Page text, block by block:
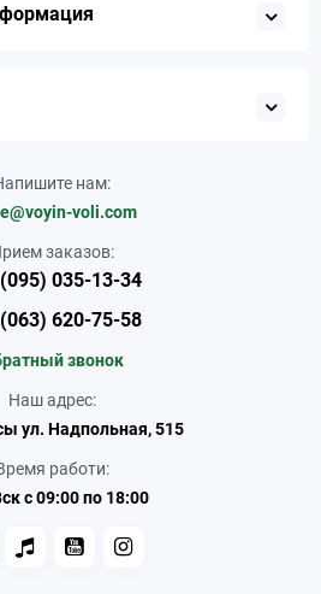
нам:
voli.com
заказов:
035-13-34
620-75-58
звонок
Наш адрес:
ул. Надпольная, 515
работи:
с 09:00 по 18:00